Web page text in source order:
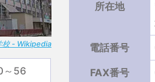
校 - Wikipedia
～56
所在地
電話番号
FAX番号